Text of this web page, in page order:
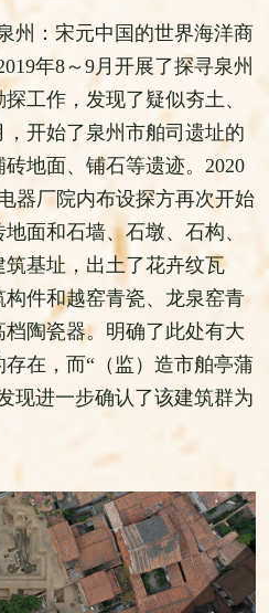
州：宋元中国的世界海洋商
年8～9月开展了探寻泉州
工作，发现了疑似夯土、
开始了泉州市舶司遗址的
地面、铺石等遗迹。2020
器厂院内布设探方再次开始
面和石墙、石墩、石构、
基址，出土了花卉纹瓦
件和越窑青瓷、龙泉窑青
陶瓷器。明确了此处有大
在，而“（监）造市舶亭蒲
现进一步确认了该建筑群为